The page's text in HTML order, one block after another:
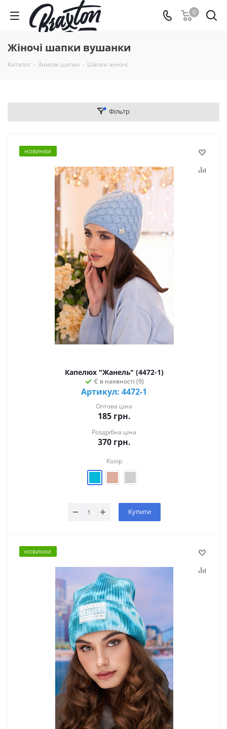
0
Жіночі шапки вушанки
Каталог - Зимові шапки - Шапки жіночі
Фільтр
НОВИНКИ
Капелюх "Жанель" (4472-1)
Є в наявності (9)
Артикул: 4472-1
Оптова ціна
185грн.
Роздрібна ціна
370грн.
Колір
Купити
НОВИНКИ